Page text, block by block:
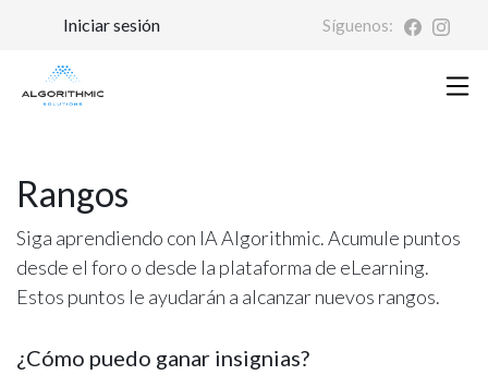
Iniciar sesión Síguenos:
Rangos
Siga aprendiendo con IA Algorithmic. Acumule puntos
desde el foro o desde la plataforma de eLearning.
Estos puntos le ayudarán a alcanzar nuevos rangos.
¿Cómo puedo ganar insignias?